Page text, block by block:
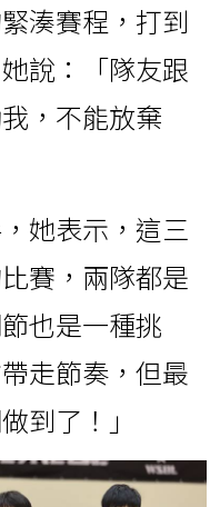
湊賽程，打到
說：「隊友跟
，不能放棄
她表示，這三
賽，兩隊都是
也是一種挑
走節奏，但最
到了！」